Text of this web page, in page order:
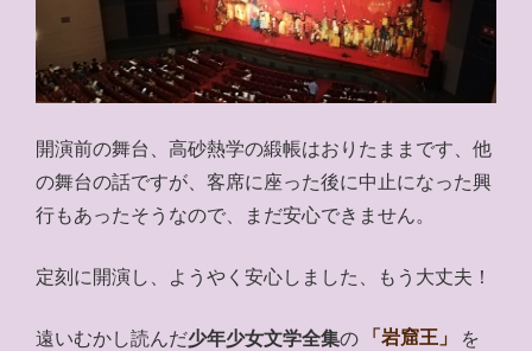
開演前の舞台、高砂熱学の緞帳はおりたままです、他
の舞台の話ですが、客席に座った後に中止になった興
行もあったそうなので、まだ安心できません。
定刻に開演し、ようやく安心しました、もう大丈夫！
遠いむかし読んだ少年少女文学全集の 「岩窟王」
を